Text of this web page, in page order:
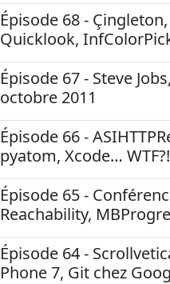
Épisode 68 -
Quicklook,
Épisode 67 - Steve
octobre 2011
Épisode 66 -
pyatom, Xcode… WTF?!
Épisode 65 -
Reachability,
Épisode 64 -
Phone 7, Git chez